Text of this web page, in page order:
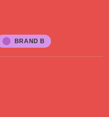
BRAND B